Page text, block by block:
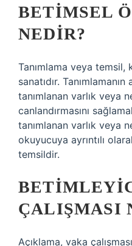
BETIMSEL
NEDIR?
Tanımlama veya
sanatıdır.
tanımlanan varlık veya
canlandırmasını
tanımlanan varlık veya
okuyucuya ayrıntılı
temsildir.
ÇALIŞMASI
Açıklama, vaka